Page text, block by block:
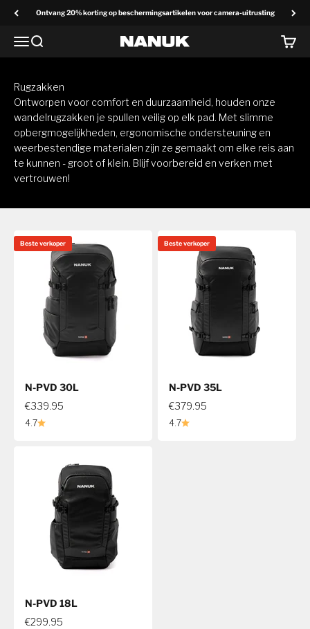
Ontvang 20% korting op beschermingsartikelen voor camera-uitrusting
MenuZoek op NANUK Europa
Rugzakken
Ontworpen voor comfort en duurzaamheid, houden onze
wandelrugzakken je spullen veilig op elk pad. Met slimme
opbergmogelijkheden, ergonomische ondersteuning en
weerbestendige materialen zijn ze gemaakt om elke reis aan
te kunnen - groot of klein. Blijf voorbereid en verken met
vertrouwen!
Beste verkoper
N-PVD 30L
€339.95
4.7
Beste verkoper
N-PVD 35L
€379.95
4.7
N-PVD 18L
€299.95